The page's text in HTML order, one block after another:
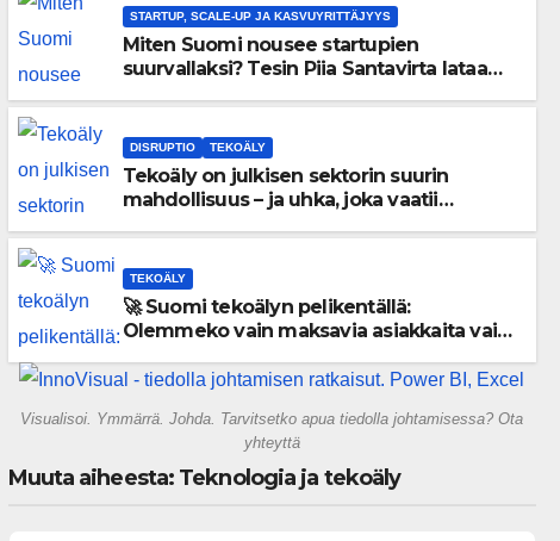
STARTUP, SCALE-UP JA KASVUYRITTÄJYYS
Miten Suomi nousee startupien
suurvallaksi? Tesin Piia Santavirta lataa
DISRUPTIO TEKOÄLY
Tekoäly on julkisen sektorin suurin
mahdollisuus – ja uhka, joka vaatii
TEKOÄLY
🚀 Suomi tekoälyn pelikentällä:
Olemmeko vain maksavia asiakkaita vai
gigatehtaan?
Visualisoi. Ymmärrä. Johda. Tarvitsetko apua tiedolla johtamisessa? Ota
yhteyttä
Muuta aiheesta: Teknologia ja tekoäly